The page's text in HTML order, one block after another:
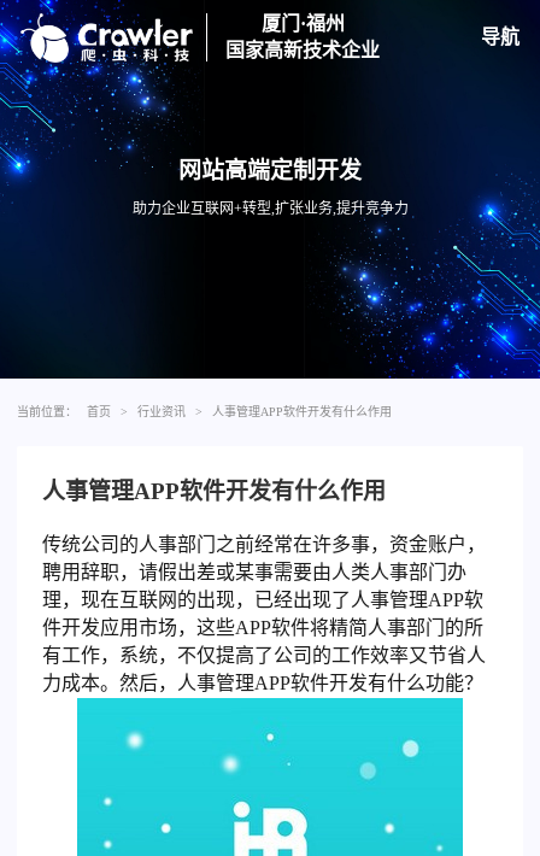
厦门·福州
国家高新技术企业
导航
网站高端定制开发
助力企业互联网+转型,扩张业务,提升竞争力
当前位置： 首页 > 行业资讯 > 人事管理APP软件开发有什么作用
人事管理APP软件开发有什么作用
传统公司的人事部门之前经常在许多事，资金账户，
聘用辞职，请假出差或某事需要由人类人事部门办
理，现在互联网的出现，已经出现了人事管理APP软
件开发应用市场，这些APP软件将精简人事部门的所
有工作，系统，不仅提高了公司的工作效率又节省人
力成本。然后，人事管理APP软件开发有什么功能？